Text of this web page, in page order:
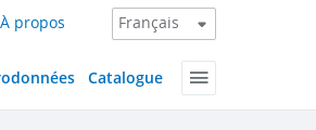
À propos
Catalogue